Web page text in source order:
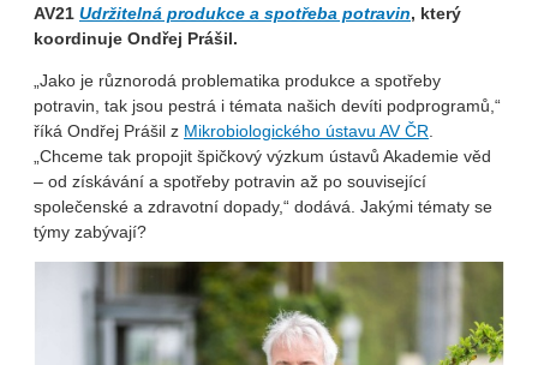
AV21 Udržitelná produkce a spotřeba potravin, který
koordinuje Ondřej Prášil.
„Jako je různorodá problematika produkce a spotřeby
potravin, tak jsou pestrá i témata našich devíti podprogramů,“
říká Ondřej Prášil z Mikrobiologického ústavu AV ČR.
„Chceme tak propojit špičkový výzkum ústavů Akademie věd
– od získávání a spotřeby potravin až po související
společenské a zdravotní dopady,“ dodává. Jakými tématy se
týmy zabývají?